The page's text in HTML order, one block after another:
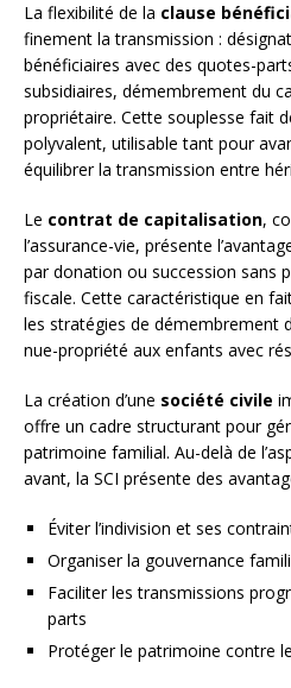
La flexibilité de la clause
finement la transmission :
bénéficiaires avec des quotes-
subsidiaires, démembrement du
propriétaire. Cette souplesse fait
polyvalent, utilisable tant pour
équilibrer la transmission entre
Le contrat de capitalisation,
l’assurance-vie, présente
par donation ou succession sans
fiscale. Cette caractéristique en
les stratégies de démembrement
nue-propriété aux enfants avec
La création d’une société civile
offre un cadre structurant pour
patrimoine familial. Au-delà de
avant, la SCI présente des
Éviter l’indivision et ses
Organiser la gouvernance
Faciliter les transmissions
parts
Protéger le patrimoine contre